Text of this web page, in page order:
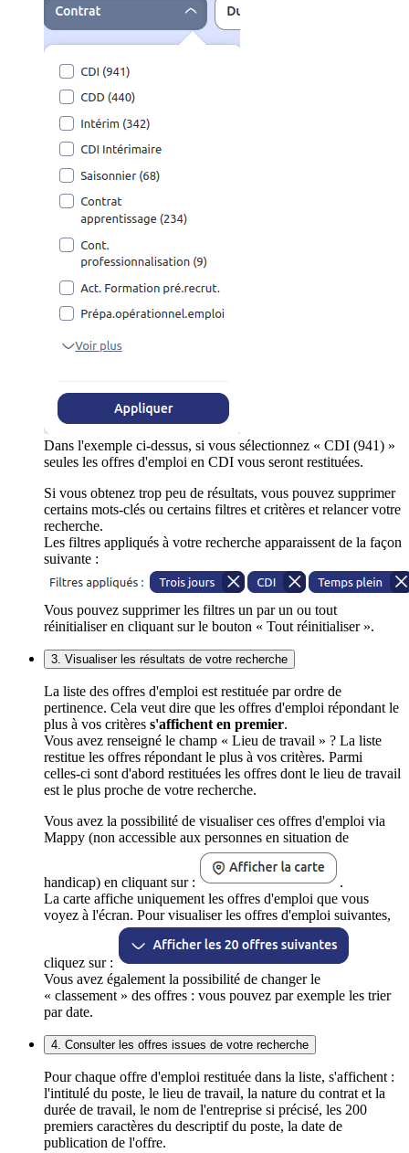
Dans l'exemple ci-dessus, si vous sélectionnez « CDI (941) »
seules les offres d'emploi en CDI vous seront restituées.
Si vous obtenez trop peu de résultats, vous pouvez supprimer
certains mots-clés ou certains filtres et critères et relancer votre
recherche.
Les filtres appliqués à votre recherche apparaissent de la façon
suivante :
Vous pouvez supprimer les filtres un par un ou tout
réinitialiser en cliquant sur le bouton « Tout réinitialiser ».
3. Visualiser les résultats de votre recherche
La liste des offres d'emploi est restituée par ordre de
pertinence. Cela veut dire que les offres d'emploi répondant le
plus à vos critères s'affichent en premier.
Vous avez renseigné le champ « Lieu de travail » ? La liste
restitue les offres répondant le plus à vos critères. Parmi
celles-ci sont d'abord restituées les offres dont le lieu de travail
est le plus proche de votre recherche.
Vous avez la possibilité de visualiser ces offres d'emploi via
Mappy (non accessible aux personnes en situation de
handicap) en cliquant sur :
.
La carte affiche uniquement les offres d'emploi que vous
voyez à l'écran. Pour visualiser les offres d'emploi suivantes,
cliquez sur :
Vous avez également la possibilité de changer le
« classement » des offres : vous pouvez par exemple les trier
par date.
4. Consulter les offres issues de votre recherche
Pour chaque offre d'emploi restituée dans la liste, s'affichent :
l'intitulé du poste, le lieu de travail, la nature du contrat et la
durée de travail, le nom de l'entreprise si précisé, les 200
premiers caractères du descriptif du poste, la date de
publication de l'offre.